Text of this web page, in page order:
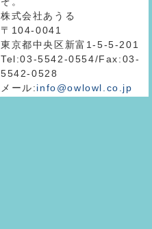
株式会社あうる
〒104-0041
東京都中央区新富1-5-5-201
Tel:03-5542-0554/Fax:03-
5542-0528
メール:info@owlowl.co.jp